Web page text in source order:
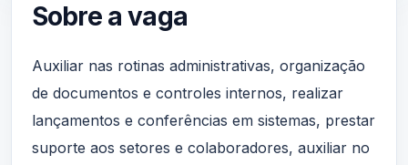
Sobre a vaga
Auxiliar nas rotinas administrativas, organização
de documentos e controles internos, realizar
lançamentos e conferências em sistemas, prestar
suporte aos setores e colaboradores, auxiliar no